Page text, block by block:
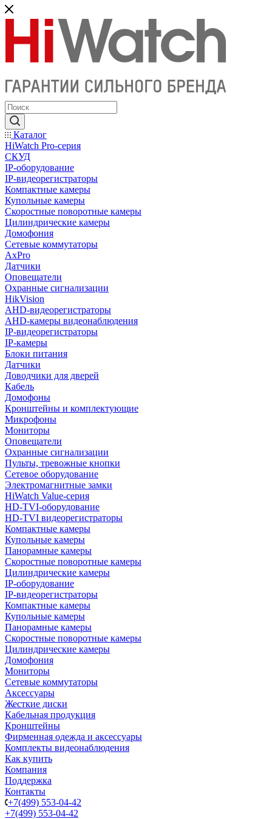
Каталог
HiWatch Pro-серия
CКУД
IP-оборудование
IP-видеорегистраторы
Компактные камеры
Купольные камеры
Скоростные поворотные камеры
Цилиндрические камеры
Домофония
Сетевые коммутаторы
AxPro
Датчики
Оповещатели
Охранные сигнализации
HikVision
AHD-видеорегистраторы
AHD-камеры видеонаблюдения
IP-видеорегистраторы
IP-камеры
Блоки питания
Датчики
Доводчики для дверей
Кабель
Домофоны
Кронштейны и комплектующие
Микрофоны
Мониторы
Оповещатели
Охранные сигнализации
Пульты, тревожные кнопки
Сетевое оборудование
Электромагнитные замки
HiWatch Value-серия
HD-TVI-оборудование
HD-TVI видеорегистраторы
Компактные камеры
Купольные камеры
Панорамные камеры
Скоростные поворотные камеры
Цилиндрические камеры
IP-оборудование
IP-видеорегистраторы
Компактные камеры
Купольные камеры
Панорамные камеры
Скоростные поворотные камеры
Цилиндрические камеры
Домофония
Мониторы
Сетевые коммутаторы
Аксессуары
Жесткие диски
Кабельная продукция
Кронштейны
Фирменная одежда и аксессуары
Комплекты видеонаблюдения
Как купить
Компания
Поддержка
Контакты
+7(499) 553-04-42
+7(499) 553-04-42